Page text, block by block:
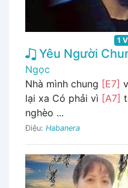
1
Yêu Người
Ngọc
Nhà mình chung [E7]
lại xa Có phải vì [A7]
nghèo ...
Điệu: Habanera